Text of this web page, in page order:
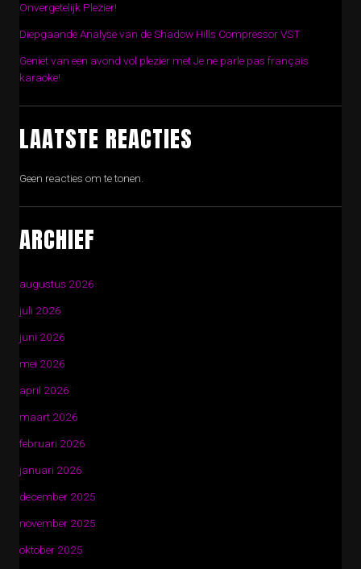
Onvergetelijk Plezier!
Diepgaande Analyse van de Shadow Hills Compressor VST
Geniet van een avond vol plezier met Je ne parle pas français
karaoke!
LAATSTE REACTIES
Geen reacties om te tonen.
ARCHIEF
augustus 2026
juli 2026
juni 2026
mei 2026
april 2026
maart 2026
februari 2026
januari 2026
december 2025
november 2025
oktober 2025